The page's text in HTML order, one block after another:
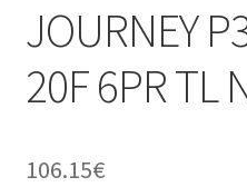
JOURNEY
20F 6PR TL
106.15€